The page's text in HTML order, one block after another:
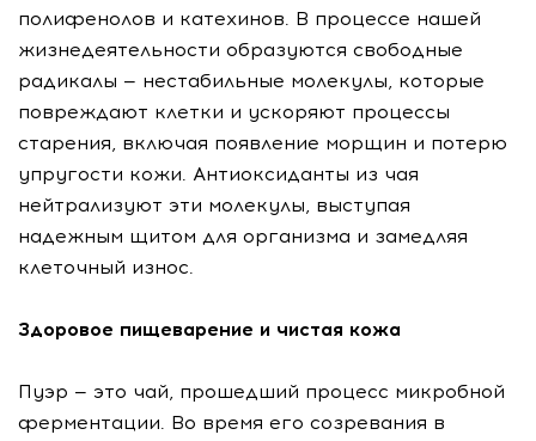
полифенолов и катехинов. В процессе нашей
жизнедеятельности образуются свободные
радикалы — нестабильные молекулы, которые
повреждают клетки и ускоряют процессы
старения, включая появление морщин и потерю
упругости кожи. Антиоксиданты из чая
нейтрализуют эти молекулы, выступая
надежным щитом для организма и замедляя
клеточный износ.
Здоровое пищеварение и чистая кожа
Пуэр — это чай, прошедший процесс микробной
ферментации. Во время его созревания в